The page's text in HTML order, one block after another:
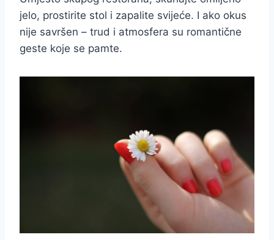
jelo, prostirite stol i zapalite svijeće. I ako okus
nije savršen – trud i atmosfera su romantične
geste koje se pamte.